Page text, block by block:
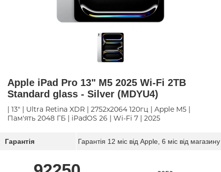
Apple iPad Pro 13" M5 2025 Wi-Fi 2TB
Standard glass - Silver (MDYU4)
| 13" | Ultra Retina XDR | 2752х2064 120гц | Apple M5 |
Пам'ять 2048 ГБ | iPadOS 26 | Wi-Fi 7 | 2025
Гарантія Гарантія 12 міс від Apple, 6 міс від магазину